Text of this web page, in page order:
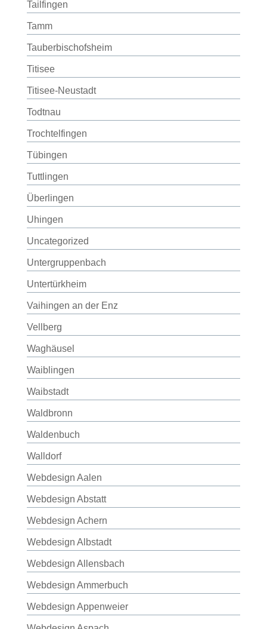
Tailfingen
Tamm
Tauberbischofsheim
Titisee
Titisee-Neustadt
Todtnau
Trochtelfingen
Tübingen
Tuttlingen
Überlingen
Uhingen
Uncategorized
Untergruppenbach
Untertürkheim
Vaihingen an der Enz
Vellberg
Waghäusel
Waiblingen
Waibstadt
Waldbronn
Waldenbuch
Walldorf
Webdesign Aalen
Webdesign Abstatt
Webdesign Achern
Webdesign Albstadt
Webdesign Allensbach
Webdesign Ammerbuch
Webdesign Appenweier